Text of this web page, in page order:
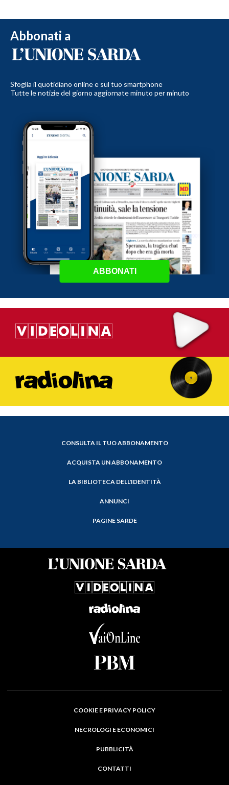
Abbonati a
Sfoglia il quotidiano online e sul tuo smartphone
Tutte le notizie del giorno aggiornate minuto per minuto
ABBONATI
CONSULTA IL TUO ABBONAMENTO
ACQUISTA UN ABBONAMENTO
LA BIBLIOTECA DELL'IDENTITÀ
ANNUNCI
PAGINE SARDE
COOKIE E PRIVACY POLICY
NECROLOGI E ECONOMICI
PUBBLICITÀ
CONTATTI